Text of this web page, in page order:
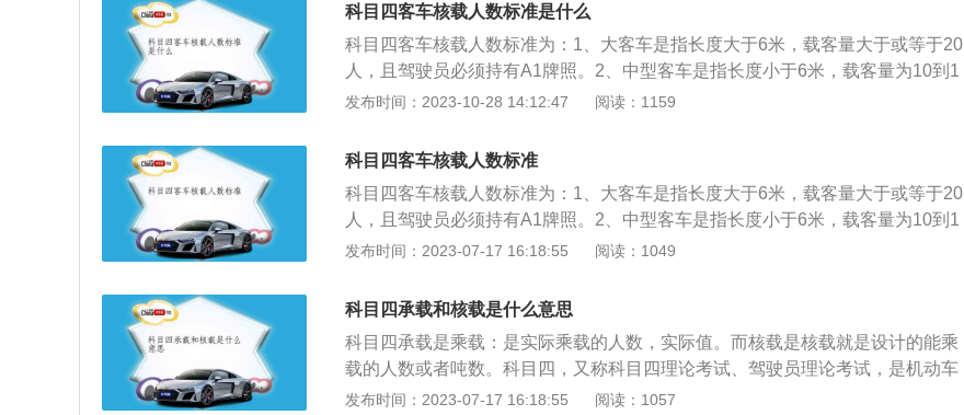
科目四客车核载人数标准是什么
科目四客车核载人数标准为：1、大客车是指长度大于6米，载客量大于或等于20
人，且驾驶员必须持有A1牌照。2、中型客车是指长度小于6米，载客量为10到1
9人，必须持有B1牌照。3、小型客车是指车辆长度小于6米，载客人数不超过9
际载客人数，超过核载人数为超载。超载是指运输工具的实际装载量超过核定的
最大允许限量。货运超载通常是指机动车运输的货物超过货运车辆的总载重量。
根据《中华人民共和国道路交通安全法》第四十九条：机动车载人不得超过核定
的人数，客运机动车不得违反规定载货。科目四又称科目四理论考试和驾驶员理
论考试，是机动车驾驶证考核的一部分。主要内容包括：安全文明驾驶操作要
后的处理知识。
发布时间：2023-10-28 14:12:47 阅读：1159
科目四客车核载人数标准
科目四客车核载人数标准为：1、大客车是指长度大于6米，载客量大于或等于20
人，且驾驶员必须持有A1牌照。2、中型客车是指长度小于6米，载客量为10到1
9人，必须持有B1牌照。3、小型客车是指车辆长度小于6米，载客人数不超过9
际载客人数，超过核载人数为超载。超载是指运输工具的实际装载量超过核定的
最大允许限量。货运超载通常是指机动车运输的货物超过货运车辆的总载重量。
根据《中华人民共和国道路交通安全法》第四十九条：机动车载人不得超过核定
的人数，客运机动车不得违反规定载货。科目四又称科目四理论考试和驾驶员理
论考试，是机动车驾驶证考核的一部分。主要内容包括：安全文明驾驶操作要
发布时间：2023-07-17 16:18:55 阅读：1049
科目四承载和核载是什么意思
科目四承载是乘载：是实际乘载的人数，实际值。而核载是核载就是设计的能乘
载的人数或者吨数。科目四，又称科目四理论考试、驾驶员理论考试，是机动车
驾驶证考核的一部分。公安部123号令实施后，科目三考试分为两项内容，除路
发布时间：2023-07-17 16:18:55 阅读：1057